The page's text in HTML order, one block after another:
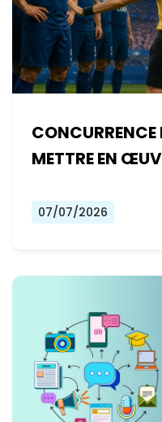
CONCURRENCE
METTRE EN
07/07/2026